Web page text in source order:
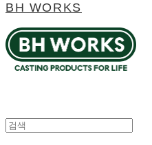
BH WORKS